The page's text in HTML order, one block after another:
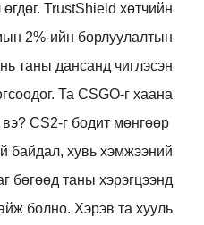
TrustShield хөтчийн
2%-ийн борлуулалтын
таны дансанд чиглэсэн
Та CSGO-г хаана
CS2-г бодит мөнгөөр
байдал, хувь хэмжээний
бөгөөд таны хэрэгцээнд
болно. Хэрэв та хууль